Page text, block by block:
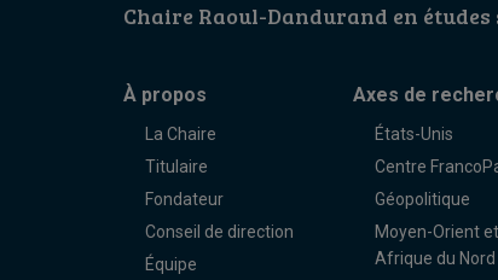
Chaire Raoul-Dandurand en
À propos
La Chaire
Titulaire
Fondateur
Conseil de direction
Équipe
Axes de
États-Unis
Centre
Géopolitique
Moyen-Orient et
Afrique du Nord